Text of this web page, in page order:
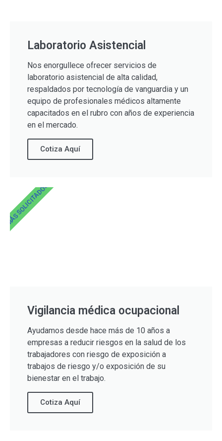
Laboratorio Asistencial
Nos enorgullece ofrecer servicios de
laboratorio asistencial de alta calidad,
respaldados por tecnología de vanguardia y un
equipo de profesionales médicos altamente
capacitados en el rubro con años de experiencia
en el mercado.
Cotiza Aquí
Vigilancia médica ocupacional
Ayudamos desde hace más de 10 años a
empresas a reducir riesgos en la salud de los
trabajadores con riesgo de exposición a
trabajos de riesgo y/o exposición de su
bienestar en el trabajo.
Cotiza Aquí
MÁS SOLICITADOS